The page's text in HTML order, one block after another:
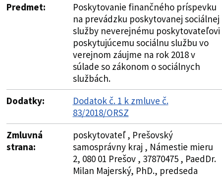
Predmet:
Poskytovanie finančného príspevku
na prevádzku poskytovanej sociálnej
služby neverejnému poskytovateľovi
poskytujúcemu sociálnu službu vo
verejnom záujme na rok 2018 v
súlade so zákonom o sociálnych
službách.
Dodatky:
Dodatok č. 1 k zmluve č.
83/2018/ORSZ
Zmluvná
strana:
poskytovateľ , Prešovský
samosprávny kraj , Námestie mieru
2, 080 01 Prešov , 37870475 , PaedDr.
Milan Majerský, PhD., predseda